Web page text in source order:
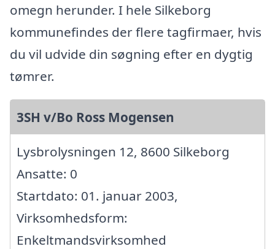
omegn herunder. I hele Silkeborg
kommunefindes der flere tagfirmaer, hvis
du vil udvide din søgning efter en dygtig
tømrer.
3SH v/Bo Ross Mogensen
Lysbrolysningen 12, 8600 Silkeborg
Ansatte: 0
Startdato: 01. januar 2003,
Virksomhedsform:
Enkeltmandsvirksomhed